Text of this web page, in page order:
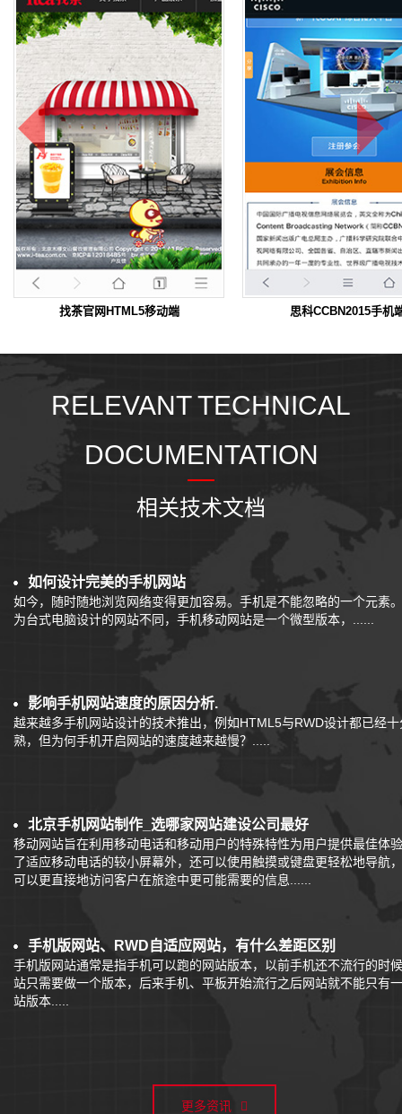
找茶官网HTML5移动端 思科CCBN2015手机
RELEVANT TECHNICAL
DOCUMENTATION
相关技术文档
如何设计完美的手机网站
如今，随时随地浏览网络变得更加容易。手机是不能忽略的一个元素
为台式电脑设计的网站不同，手机移动网站是一个微型版本，......
影响手机网站速度的原因分析.
越来越多手机网站设计的技术推出，例如HTML5与RWD设计都已经十
熟，但为何手机开启网站的速度越来越慢？.....
北京手机网站制作_选哪家网站建设公司最好
移动网站旨在利用移动电话和移动用户的特殊特性为用户提供最佳体
了适应移动电话的较小屏幕外，还可以使用触摸或键盘更轻松地导航
可以更直接地访问客户在旅途中更可能需要的信息......
手机版网站、RWD自适应网站，有什么差距区别
手机版网站通常是指手机可以跑的网站版本，以前手机还不流行的时
站只需要做一个版本，后来手机、平板开始流行之后网站就不能只有
站版本.....
更多资讯